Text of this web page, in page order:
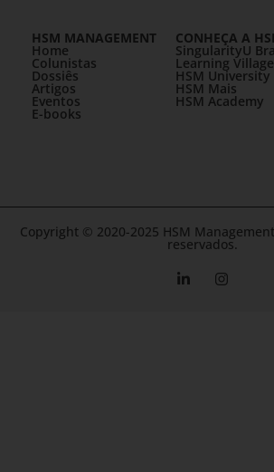
HSM MANAGEMENT
Home
Colunistas
Dossiês
Artigos
Eventos
E-books
CONHEÇA A
SingularityU
Learning Village
HSM University
HSM Mais
HSM Academy
Copyright © 2020-2025 HSM
reservados.